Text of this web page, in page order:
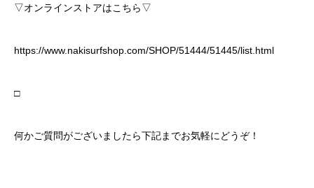
▽オンラインストアはこちら▽
https://www.nakisurfshop.com/SHOP/51444/51445/list.html
□
何かご質問がございましたら下記までお気軽にどうぞ！